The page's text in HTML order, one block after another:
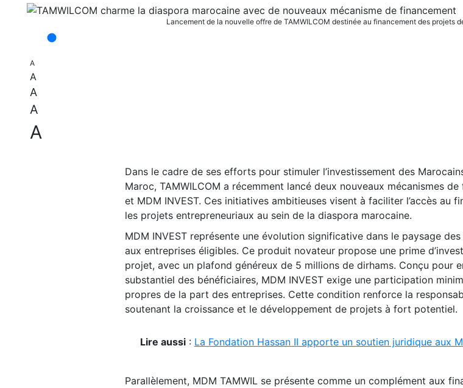
Lancement de la nouvelle offre de TAMWILCOM destinée au financement des projets
A
A
A
A
A
Dans le cadre de ses efforts pour stimuler l’investissement des
Maroc, TAMWILCOM a récemment lancé deux nouveaux mécanismes
et MDM INVEST. Ces initiatives ambitieuses visent à faciliter l’accès au
les projets entrepreneuriaux au sein de la diaspora marocaine.
MDM INVEST représente une évolution significative dans le paysage
aux entreprises éligibles. Ce produit novateur propose une prime
projet, avec un plafond généreux de 5 millions de dirhams. Conçu pour
substantiel des bénéficiaires, MDM INVEST exige une participation
propres de la part des entreprises. Cette condition renforce la
soutenant la croissance et le développement de projets à fort potentiel.
Lire aussi: La Fondation Hassan II apporte un soutien juridique aux
Parallèlement, MDM TAMWIL se présente comme un complément aux